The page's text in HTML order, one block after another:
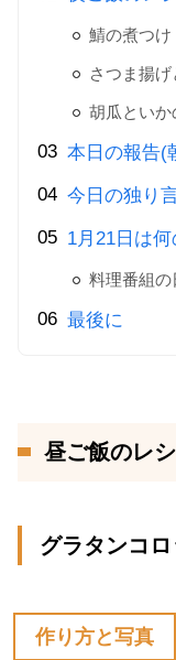
鯖の煮つけ
さつま揚
胡瓜といか
本日の報告(
今日の独り
1月21日は
料理番組の
最後に
昼ご飯のレ
グラタンコ
作り方と写真